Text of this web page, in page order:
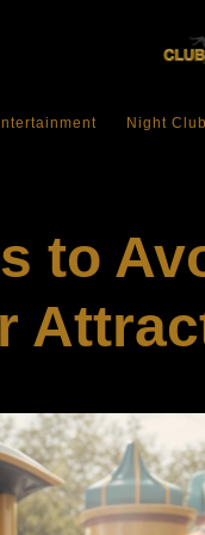
Night Club
to